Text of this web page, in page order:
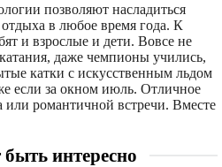
позволяют насладиться
в любое время года. К
и взрослые и дети. Вовсе не
даже чемпионы учились,
катки с искусственным льдом
если за окном июль. Отличное
или романтичной встречи. Вместе
интересно